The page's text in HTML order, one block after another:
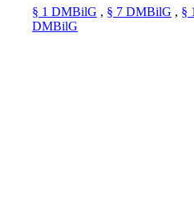
§ 1 DMBilG , § 7 DMBilG , §
DMBilG